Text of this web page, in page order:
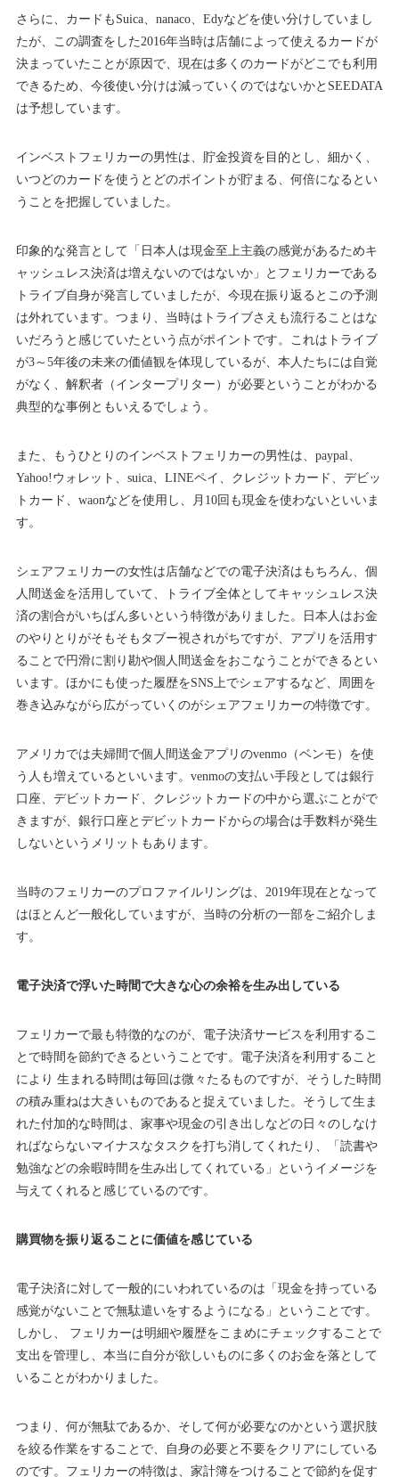
さらに、カードもSuica、nanaco、Edyなどを使い分けしていまし
たが、この調査をした2016年当時は店舗によって使えるカードが
決まっていたことが原因で、現在は多くのカードがどこでも利用
できるため、今後使い分けは減っていくのではないかとSEEDATA
は予想しています。
インベストフェリカーの男性は、貯金投資を目的とし、細かく、
いつどのカードを使うとどのポイントが貯まる、何倍になるとい
うことを把握していました。
印象的な発言として「日本人は現金至上主義の感覚があるためキ
ャッシュレス決済は増えないのではないか」とフェリカーである
トライブ自身が発言していましたが、今現在振り返るとこの予測
は外れています。つまり、当時はトライブさえも流行ることはな
いだろうと感じていたという点がポイントです。これはトライブ
が3～5年後の未来の価値観を体現しているが、本人たちには自覚
がなく、解釈者（インタープリター）が必要ということがわかる
典型的な事例ともいえるでしょう。
また、もうひとりのインベストフェリカーの男性は、paypal、
Yahoo!ウォレット、suica、LINEペイ、クレジットカード、デビッ
トカード、waonなどを使用し、月10回も現金を使わないといいま
す。
シェアフェリカーの女性は店舗などでの電子決済はもちろん、個
人間送金を活用していて、トライブ全体としてキャッシュレス決
済の割合がいちばん多いという特徴がありました。日本人はお金
のやりとりがそもそもタブー視されがちですが、アプリを活用す
ることで円滑に割り勘や個人間送金をおこなうことができるとい
います。ほかにも使った履歴をSNS上でシェアするなど、周囲を
巻き込みながら広がっていくのがシェアフェリカーの特徴です。
アメリカでは夫婦間で個人間送金アプリのvenmo（ベンモ）を使
う人も増えているといいます。venmoの支払い手段としては銀行
口座、デビットカード、クレジットカードの中から選ぶことがで
きますが、銀行口座とデビットカードからの場合は手数料が発生
しないというメリットもあります。
当時のフェリカーのプロファイルリングは、2019年現在となって
はほとんど一般化していますが、当時の分析の一部をご紹介しま
す。
電子決済で浮いた時間で大きな心の余裕を生み出している
フェリカーで最も特徴的なのが、電子決済サービスを利用するこ
とで時間を節約できるということです。電子決済を利用すること
により 生まれる時間は毎回は微々たるものですが、そうした時間
の積み重ねは大きいものであると捉えていました。そうして生ま
れた付加的な時間は、家事や現金の引き出しなどの日々のしなけ
ればならないマイナスなタスクを打ち消してくれたり、「読書や
勉強などの余暇時間を生み出してくれている」というイメージを
与えてくれると感じているのです。
購買物を振り返ることに価値を感じている
電子決済に対して一般的にいわれているのは「現金を持っている
感覚がないことで無駄遣いをするようになる」ということです。
しかし、 フェリカーは明細や履歴をこまめにチェックすることで
支出を管理し、本当に自分が欲しいものに多くのお金を落として
いることがわかりました。
つまり、何が無駄であるか、そして何が必要なのかという選択肢
を絞る作業をすることで、自身の必要と不要をクリアにしている
のです。フェリカーの特徴は、家計簿をつけることで節約を促す